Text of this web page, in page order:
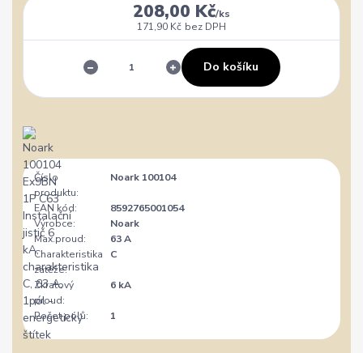
208,00 Kč/ks
171,90 Kč bez DPH
Do košíku
Číslo
produktu:
Noark 100104
EAN kód:
8592765001054
Výrobce:
Noark
Max.proud:
63 A
Charakteristika
zátěže:
C
Zkratový
proud:
6 kA
Počet pólů: 1